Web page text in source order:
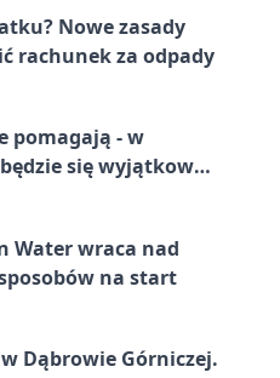
Nowe zasady
rachunek za odpady
pomagają - w
się wyjątkowa
Water wraca nad
na start
Dąbrowie Górniczej.